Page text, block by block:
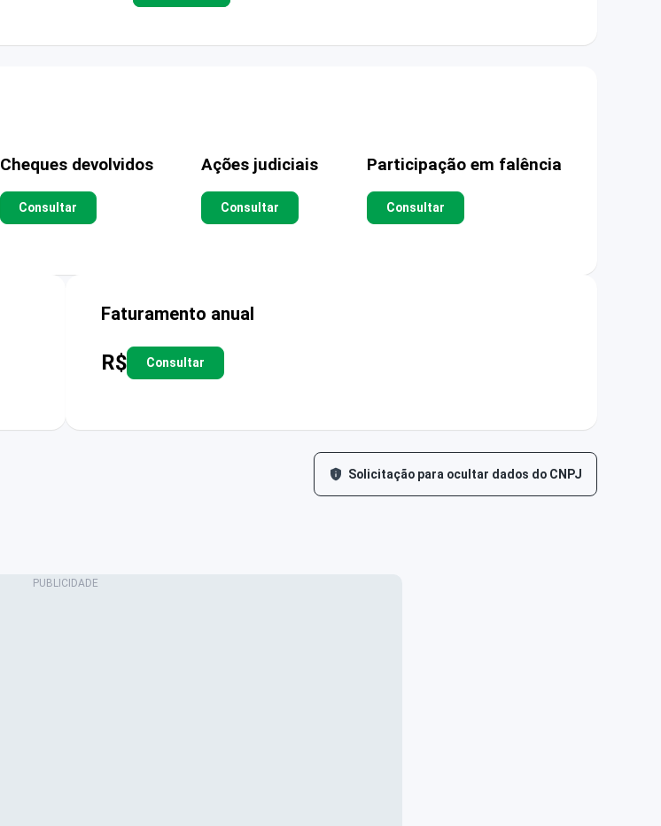
Cheques devolvidos
Consultar
Ações judiciais
Consultar
Participação em falência
Consultar
Faturamento anual
R$ Consultar
Solicitação para ocultar dados do CNPJ